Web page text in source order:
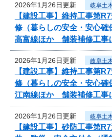
2026年1月26日更新 岐阜土
【建設工事】維持工事第
修（暮らしの安全・安心確
高富線ほか 舗装補修工事
2026年1月26日更新 岐阜土
【建設工事】維持工事第
修（暮らしの安全・安心確
江南線ほか 舗装補修工事
2026年1月26日更新 岐阜土
【建設工事】砂防工事第